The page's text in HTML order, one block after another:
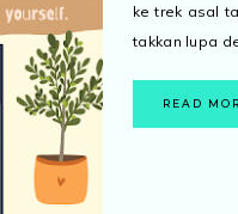
ke trek asal
takkan lupa
READ